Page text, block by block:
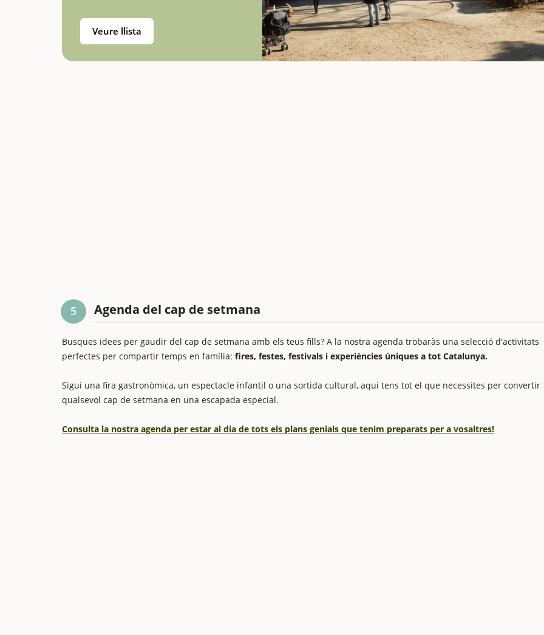
Veure llista
5 Agenda del cap de setmana
Busques idees per gaudir del cap de setmana amb els teus fills? A la nostra agenda trobaràs una selecció d'activitats
perfectes per compartir temps en família: fires, festes, festivals i experiències úniques a tot Catalunya.
Sigui una fira gastronòmica, un espectacle infantil o una sortida cultural, aquí tens tot el que necessites per convertir
qualsevol cap de setmana en una escapada especial.
Consulta la nostra agenda per estar al dia de tots els plans genials que tenim preparats per a vosaltres!